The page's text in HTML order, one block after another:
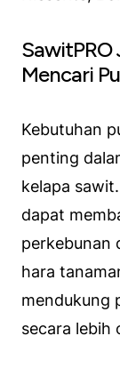
SawitPRO
Mencari
Kebutuhan
penting
kelapa
dapat
perkebunan
hara
mendukung
secara lebih